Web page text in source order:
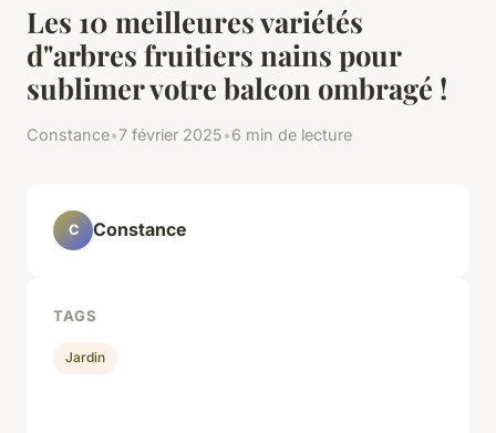
Les 10 meilleures variétés
d"arbres fruitiers nains pour
sublimer votre balcon ombragé !
Constance•7 février 2025•6 min de lecture
C Constance
TAGS
Jardin